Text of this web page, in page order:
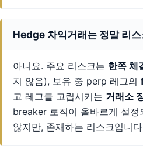
Hedge 차익거래는 정말 리
아니요. 주요 리스크는 한쪽 체
지 않음), 보유 중 perp 레그의
고 레그를 고립시키는 거래소
breaker 로직이 올바르게 설정
않지만, 존재하는 리스크입니